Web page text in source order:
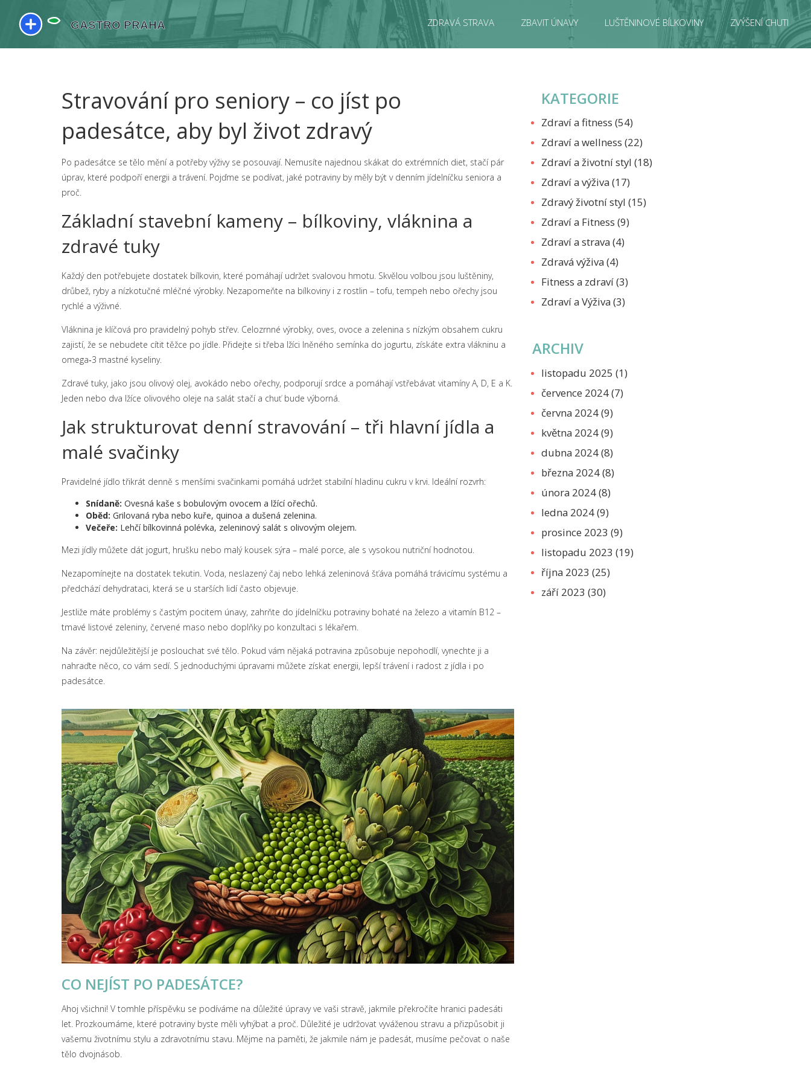
ZDRAVÁ STRAVA ZBAVIT ÚNAVY LUŠTĚNINOVÉ BÍLKOVINY ZVÝŠENÍ CHUTI
Stravování pro seniory – co jíst po
padesátce, aby byl život zdravý
Po padesátce se tělo mění a potřeby výživy se posouvají. Nemusíte najednou skákat do extrémních diet, stačí pár
úprav, které podpoří energii a trávení. Pojďme se podívat, jaké potraviny by měly být v denním jídelníčku seniora a
proč.
Základní stavební kameny – bílkoviny, vláknina a
zdravé tuky
Každý den potřebujete dostatek bílkovin, které pomáhají udržet svalovou hmotu. Skvělou volbou jsou luštěniny,
drůbež, ryby a nízkotučné mléčné výrobky. Nezapomeňte na bílkoviny i z rostlin – tofu, tempeh nebo ořechy jsou
rychlé a výživné.
Vláknina je klíčová pro pravidelný pohyb střev. Celozrnné výrobky, oves, ovoce a zelenina s nízkým obsahem cukru
zajistí, že se nebudete cítit těžce po jídle. Přidejte si třeba lžíci lněného semínka do jogurtu, získáte extra vlákninu a
omega‑3 mastné kyseliny.
Zdravé tuky, jako jsou olivový olej, avokádo nebo ořechy, podporují srdce a pomáhají vstřebávat vitamíny A, D, E a K.
Jeden nebo dva lžíce olivového oleje na salát stačí a chuť bude výborná.
Jak strukturovat denní stravování – tři hlavní jídla a
malé svačinky
Pravidelné jídlo třikrát denně s menšími svačinkami pomáhá udržet stabilní hladinu cukru v krvi. Ideální rozvrh:
Snídaně: Ovesná kaše s bobulovým ovocem a lžící ořechů.
Oběd: Grilovaná ryba nebo kuře, quinoa a dušená zelenina.
Večeře: Lehčí bílkovinná polévka, zeleninový salát s olivovým olejem.
Mezi jídly můžete dát jogurt, hrušku nebo malý kousek sýra – malé porce, ale s vysokou nutriční hodnotou.
Nezapomínejte na dostatek tekutin. Voda, neslazený čaj nebo lehká zeleninová šťáva pomáhá trávicímu systému a
předchází dehydrataci, která se u starších lidí často objevuje.
Jestliže máte problémy s častým pocitem únavy, zahrňte do jídelníčku potraviny bohaté na železo a vitamín B12 –
tmavé listové zeleniny, červené maso nebo doplňky po konzultaci s lékařem.
Na závěr: nejdůležitější je poslouchat své tělo. Pokud vám nějaká potravina způsobuje nepohodlí, vynechte ji a
nahraďte něco, co vám sedí. S jednoduchými úpravami můžete získat energii, lepší trávení i radost z jídla i po
padesátce.
CO NEJÍST PO PADESÁTCE?
Ahoj všichni! V tomhle příspěvku se podíváme na důležité úpravy ve vaši stravě, jakmile překročíte hranici padesáti
let. Prozkoumáme, které potraviny byste měli vyhýbat a proč. Důležité je udržovat vyváženou stravu a přizpůsobit ji
vašemu životnímu stylu a zdravotnímu stavu. Mějme na paměti, že jakmile nám je padesát, musíme pečovat o naše
tělo dvojnásob.
KATEGORIE
Zdraví a fitness (54)
Zdraví a wellness (22)
Zdraví a životní styl (18)
Zdraví a výživa (17)
Zdravý životní styl (15)
Zdraví a Fitness (9)
Zdraví a strava (4)
Zdravá výživa (4)
Fitness a zdraví(3)
Zdraví a Výživa (3)
ARCHIV
listopadu 2025 (1)
července 2024(7)
června 2024(9)
května 2024(9)
dubna 2024(8)
března 2024(8)
února 2024(8)
ledna 2024(9)
prosince 2023 (9)
listopadu 2023 (19)
října 2023 (25)
září 2023 (30)